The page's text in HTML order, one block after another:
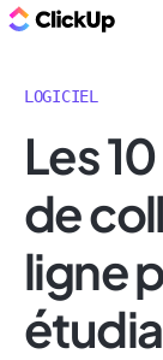
LOGICIEL
Les
de
ligne